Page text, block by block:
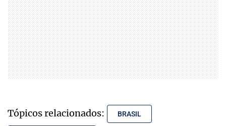
Tópicos relacionados: BRASIL